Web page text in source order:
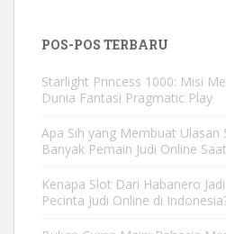
POS-POS TERBARU
Starlight Princess 1000: Misi
Dunia Fantasi Pragmatic Play
Apa Sih yang Membuat Ulasan
Banyak Pemain Judi Online
Kenapa Slot Dari Habanero
Pecinta Judi Online di